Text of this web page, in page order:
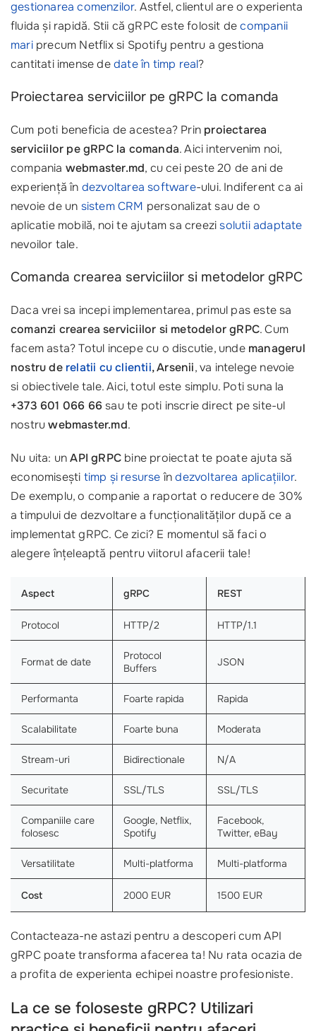
gestionarea comenzilor. Astfel, clientul are o experienta
fluida și rapidă. Stii că gRPC este folosit decompanii
mariprecum Netflix si Spotify pentru a gestiona
cantitati imense dedate în timp real?
Proiectarea serviciilor pe gRPC la comanda
Cum poti beneficia de acestea? Prin proiectarea
serviciilor pe gRPC la comanda. Aici intervenim noi,
compania webmaster.md, cu cei peste 20 de ani de
experiență în dezvoltarea software-ului. Indiferent ca ai
nevoie de un sistem CRM personalizat sau de o
aplicatie mobilă, noi te ajutam sa creezisolutii adaptate
nevoilor tale.
Comanda crearea serviciilor si metodelor gRPC
Daca vrei sa incepi implementarea, primul pas este sa
comanzi crearea serviciilor si metodelor gRPC. Cum
facem asta? Totul incepe cu o discutie, unde managerul
nostru de relatii cu clientii, Arsenii, va intelege nevoie
si obiectivele tale. Aici, totul este simplu. Poti suna la
+373 601 066 66sau te poti inscrie direct pe site-ul
nostruwebmaster.md. ‍
Nu uita: unAPI gRPC bine proiectat te poate ajuta să
economisești timp și resurseîndezvoltarea aplicațiilor.
De exemplu, o companie a raportat o reducere de 30%
a timpului de dezvoltare a funcționalităților după ce a
implementat gRPC. Ce zici? E momentul să faci o
alegere înțeleaptă pentru viitorul afacerii tale!
Aspect gRPC REST
Protocol HTTP/2 HTTP/1.1
Format de date
Protocol
Buffers
JSON
Performanta Foarte rapida Rapida
Scalabilitate Foarte buna Moderata
Stream-uri Bidirectionale N/A
Securitate SSL/TLS SSL/TLS
Companiile care
folosesc
Google, Netflix,
Spotify
Facebook,
Twitter, eBay
Versatilitate Multi-platforma Multi-platforma
Cost 2000 EUR 1500 EUR
Contacteaza-ne astazi pentru a descoperi cum API
gRPC poate transforma afacerea ta! Nu rata ocazia de
a profita de experienta echipei noastre profesioniste.
La ce se foloseste gRPC? Utilizari